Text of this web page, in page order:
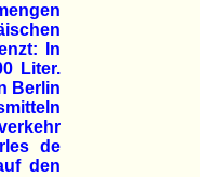
In
Liter.
Berlin
de
den